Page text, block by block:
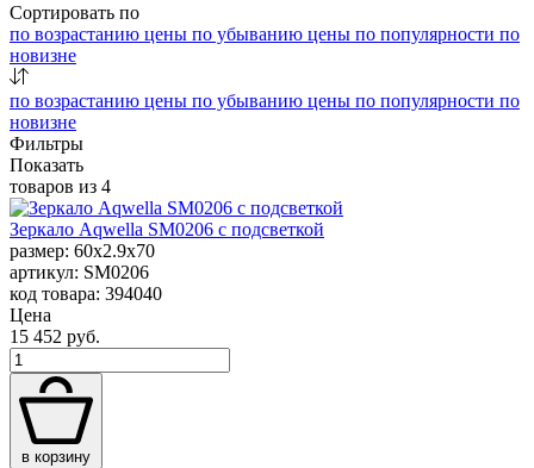
Сортировать по
по возрастанию цены по убыванию цены по популярности по
новизне
по возрастанию цены по убыванию цены по популярности по
новизне
Фильтры
Показать
товаров из 4
Зеркало Aqwella SM0206 с подсветкой
размер: 60x2.9x70
артикул: SM0206
код товара: 394040
Цена
15 452 руб.
в корзину